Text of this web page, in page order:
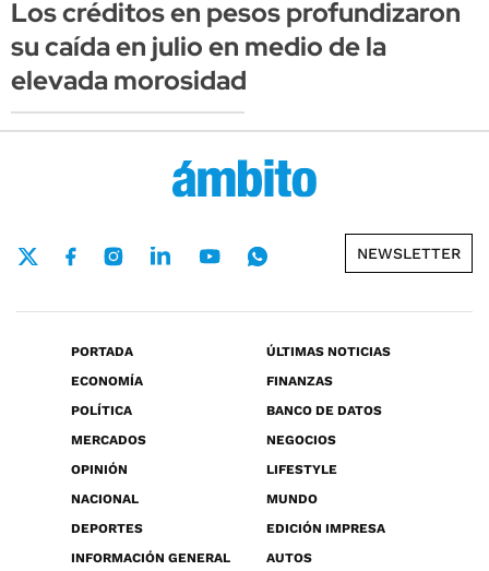
Los créditos en pesos profundizaron
su caída en julio en medio de la
elevada morosidad
NEWSLETTER
PORTADA
ÚLTIMAS NOTICIAS
ECONOMÍA
FINANZAS
POLÍTICA
BANCO DE DATOS
MERCADOS
NEGOCIOS
OPINIÓN
LIFESTYLE
NACIONAL
MUNDO
DEPORTES
EDICIÓN IMPRESA
INFORMACIÓN GENERAL
AUTOS